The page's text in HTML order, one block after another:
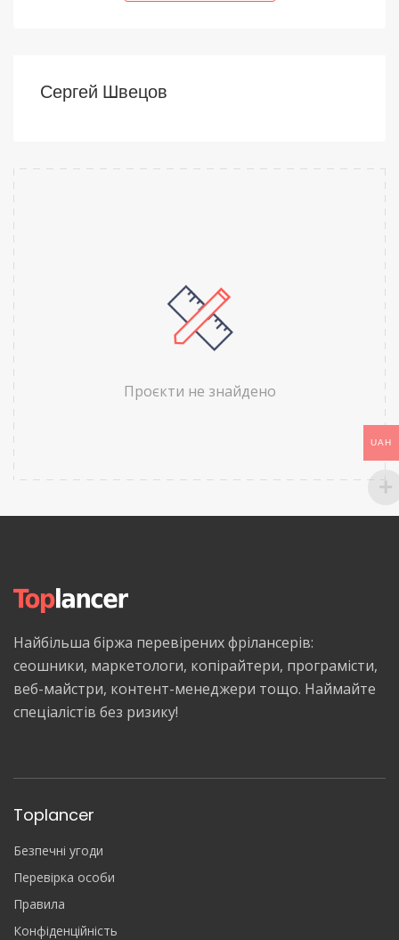
Сергей Швецов
Проєкти не знайдено
Найбільша біржа перевірених фрілансерів:
сеошники, маркетологи, копірайтери, програмісти,
веб-майстри, контент-менеджери тощо. Наймайте
спеціалістів без ризику!
Toplancer
Безпечні угоди
Перевірка особи
Правила
Конфіденційність
UAH